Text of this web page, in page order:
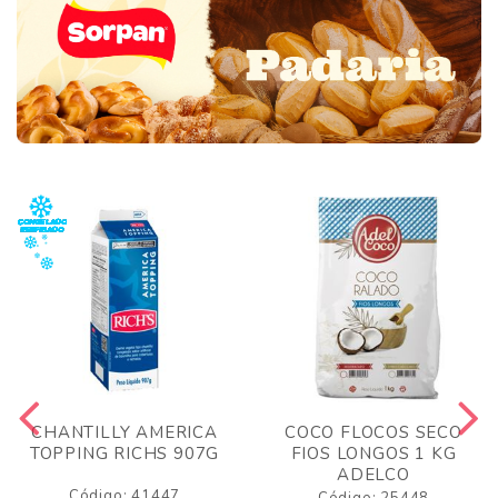
CHANTILLY AMERICA
TOPPING RICHS 907G
COCO FLOCOS SECO
FIOS LONGOS 1 KG
ADELCO